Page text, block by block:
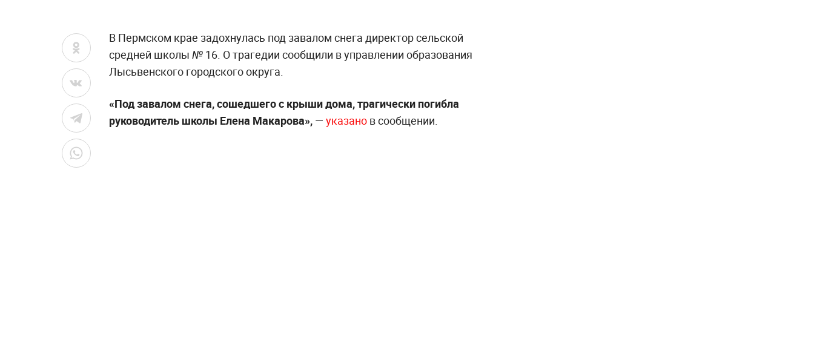
В Пермском крае задохнулась под завалом снега директор сельской
средней школы № 16. О трагедии сообщили в управлении образования
Лысьвенского городского округа.
«Под завалом снега, сошедшего с крыши дома, трагически погибла
руководитель школы Елена Макарова», — указано в сообщении.